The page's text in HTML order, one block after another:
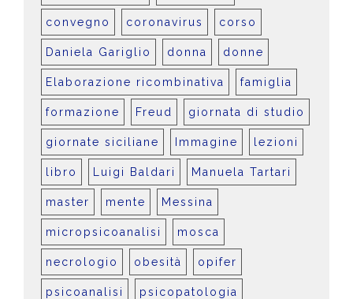
convegno coronavirus corso
Daniela Gariglio donna donne
Elaborazione ricombinativa famiglia
formazione Freud giornata di studio
giornate siciliane Immagine lezioni
libro Luigi Baldari Manuela Tartari
master mente Messina
micropsicoanalisi mosca
necrologio obesità opifer
psicoanalisi psicopatologia